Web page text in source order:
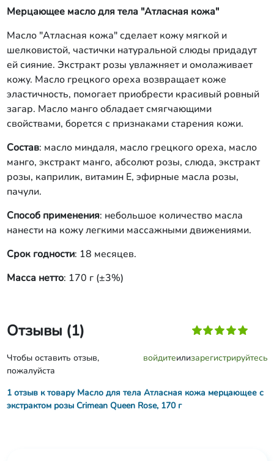
Мерцающее масло для тела "Атласная кожа"
Масло "Атласная кожа" сделает кожу мягкой и
шелковистой, частички натуральной слюды придадут
ей сияние. Экстракт розы увлажняет и омолаживает
кожу. Масло грецкого ореха возвращает коже
эластичность, помогает приобрести красивый ровный
загар. Масло манго обладает смягчающими
свойствами, борется с признаками старения кожи.
Состав: масло миндаля, масло грецкого ореха, масло
манго, экстракт манго, абсолют розы, слюда, экстракт
розы, каприлик, витамин Е, эфирные масла розы,
пачули.
Способ применения: небольшое количество масла
нанести на кожу легкими массажными движениями.
Срок годности: 18 месяцев.
Масса нетто: 170 г (±3%)
Отзывы (1)
Чтобы оставить отзыв,
пожалуйста
войдитеилизарегистрируйтесь
1 отзыв к товару Масло для тела Атласная кожа мерцающее с
экстрактом розы Crimean Queen Rose, 170 г